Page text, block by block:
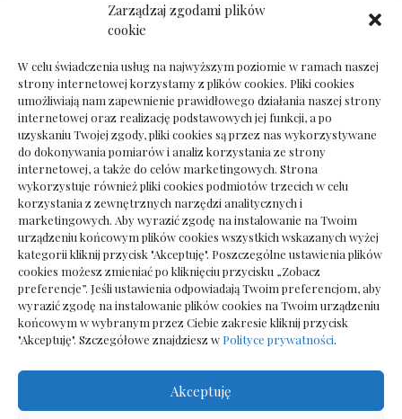
Zarządzaj zgodami plików
cookie
W celu świadczenia usług na najwyższym poziomie w ramach naszej
strony internetowej korzystamy z plików cookies. Pliki cookies
umożliwiają nam zapewnienie prawidłowego działania naszej strony
internetowej oraz realizację podstawowych jej funkcji, a po
uzyskaniu Twojej zgody, pliki cookies są przez nas wykorzystywane
do dokonywania pomiarów i analiz korzystania ze strony
internetowej, a także do celów marketingowych. Strona
wykorzystuje również pliki cookies podmiotów trzecich w celu
korzystania z zewnętrznych narzędzi analitycznych i
marketingowych. Aby wyrazić zgodę na instalowanie na Twoim
urządzeniu końcowym plików cookies wszystkich wskazanych wyżej
kategorii kliknij przycisk "Akceptuję". Poszczególne ustawienia plików
cookies możesz zmieniać po kliknięciu przycisku „Zobacz
preferencje”. Jeśli ustawienia odpowiadają Twoim preferencjom, aby
wyrazić zgodę na instalowanie plików cookies na Twoim urządzeniu
końcowym w wybranym przez Ciebie zakresie kliknij przycisk
"Akceptuję". Szczegółowe znajdziesz w Polityce prywatności.
Akceptuję
Dokumenty do odbioru przy zmianie biura
Deska podłogowa do salonu: jak wybrać bez
pośpiechu